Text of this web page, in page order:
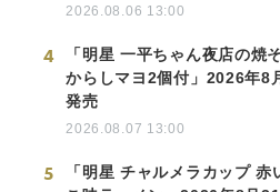
2026.08.06 13:00
4
「明星 一平ちゃん夜店の焼
からしマヨ2個付」2026年8
発売
2026.08.07 13:00
5
「明星 チャルメラカップ 赤